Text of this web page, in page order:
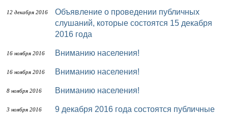
12 декабря 2016
Объявление о проведении публичных
слушаний, которые состоятся 15 декабря
2016 года
16 ноября 2016 Вниманию населения!
16 ноября 2016 Вниманию населения!
8 ноября 2016 Вниманию населения!
3 ноября 2016
9 декабря 2016 года состоятся публичные